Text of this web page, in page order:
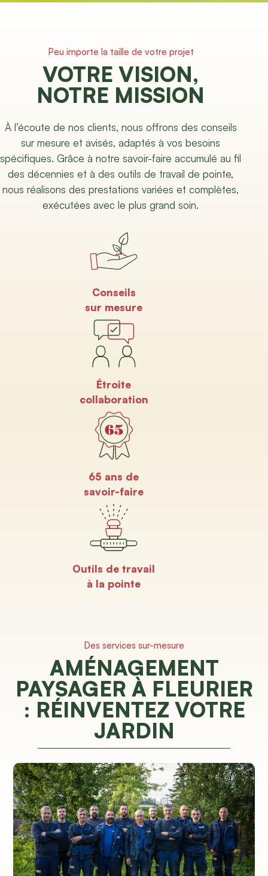
Peu importe la taille de votre projet
VOTRE VISION,
NOTRE MISSION
À l’écoute de nos clients, nous offrons des conseils
sur mesure et avisés, adaptés à vos besoins
spécifiques. Grâce à notre savoir-faire accumulé au fil
des décennies et à des outils de travail de pointe,
nous réalisons des prestations variées et complètes,
exécutées avec le plus grand soin.
Conseils
sur mesure
Étroite
collaboration
65 ans de
savoir-faire
Outils de travail
à la pointe
Des services sur-mesure
AMÉNAGEMENT
PAYSAGER À FLEURIER
: RÉINVENTEZ VOTRE
JARDIN